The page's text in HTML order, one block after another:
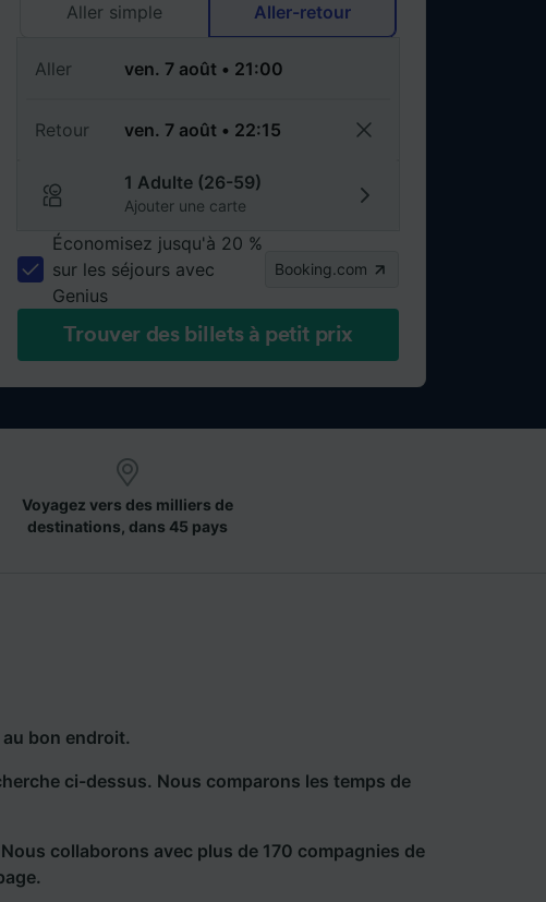
Aller simple
Aller-retour
Aller
Retour
1 Adulte (26-59)
Ajouter une carte
Économisez jusqu'à 20 %
sur les séjours avec
Genius
Booking.com
Trouver des billets à petit prix
Voyagez vers des milliers de
destinations, dans 45 pays
bon endroit.
ci-dessus. Nous comparons les temps de
collaborons avec plus de 170 compagnies de